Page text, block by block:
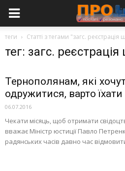
теги Статті з тегами "загс.
тег: загс.
Тернополянам, які
одружитися, варто
06.07.2016
Чекати місяць, щоб отримати
вважає Міністр юстиції Павло
радянських часів давно час